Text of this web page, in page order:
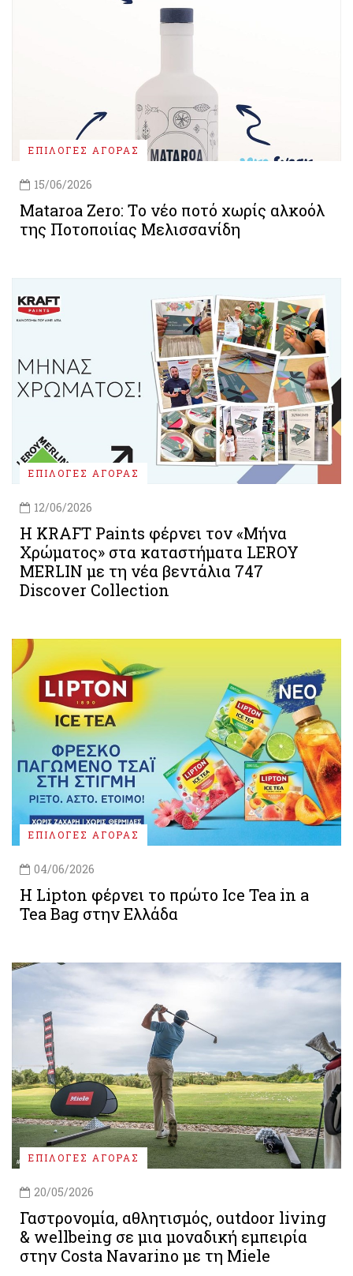
ΕΠΙΛΟΓΕΣ ΑΓΟΡΑΣ
15/06/2026
Mataroa Zero: Tο νέο ποτό χωρίς αλκοόλ
της Ποτοποιίας Μελισσανίδη
ΕΠΙΛΟΓΕΣ ΑΓΟΡΑΣ
12/06/2026
Η KRAFT Paints φέρνει τον «Μήνα
Χρώματος» στα καταστήματα LEROY
MERLIN με τη νέα βεντάλια 747
Discover Collection
ΕΠΙΛΟΓΕΣ ΑΓΟΡΑΣ
04/06/2026
Η Lipton φέρνει το πρώτο Ice Tea in a
Tea Bag στην Ελλάδα
ΕΠΙΛΟΓΕΣ ΑΓΟΡΑΣ
20/05/2026
Γαστρονομία, αθλητισμός, outdoor living
& wellbeing σε μια μοναδική εμπειρία
στην Costa Navarino με τη Miele